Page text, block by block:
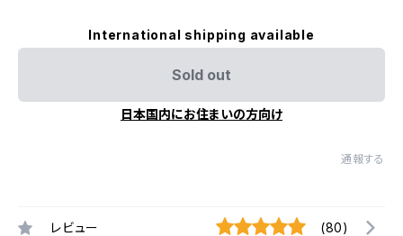
International shipping available
Sold out
日本国内にお住まいの方向け
通報する
レビュー (80)